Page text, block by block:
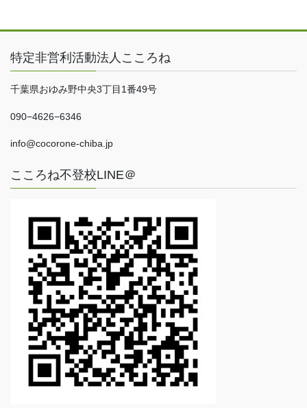
特定非営利活動法人こころね
千葉県おゆみ野中央3丁目1番49号
090−4626−6346
info@cocorone-chiba.jp
こころね不登校LINE＠